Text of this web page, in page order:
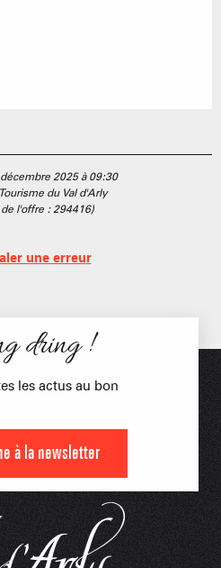
2025 à 09:30
du Val d'Arly
l'offre : 294416)
une erreur
dring !
les actus au bon
à la newsletter